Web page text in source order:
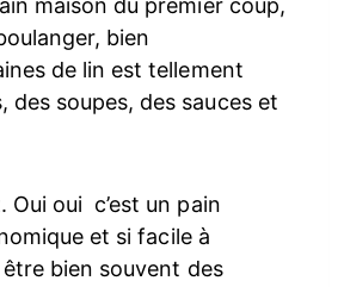
maison du premier coup,
bien
de lin est tellement
soupes, des sauces et
oui c’est un pain
et si facile à
bien souvent des